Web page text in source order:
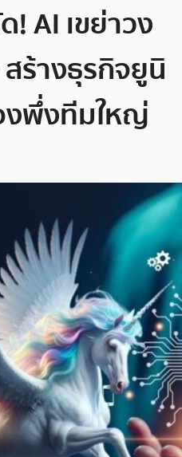
AI เขย่าวง
ร้างธุรกิจยูนิ
งพึ่งทีมใหญ่